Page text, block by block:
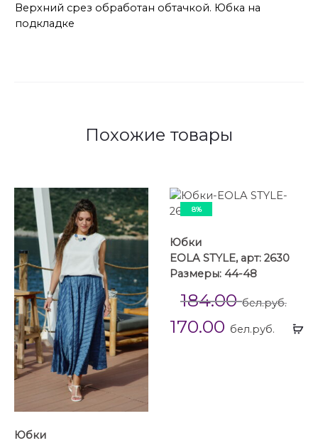
Верхний срез обработан обтачкой. Юбка на
подкладке
Похожие товары
Юбки
8%
Юбки
EOLA STYLE, арт: 2630
Размеры: 44-48
184.00бел.руб.
170.00 бел.руб.